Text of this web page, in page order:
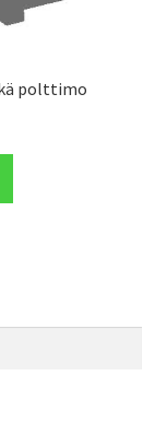
polttimo